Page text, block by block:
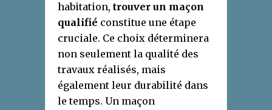
habitation, trouver un maçon
qualifié constitue une étape
cruciale. Ce choix déterminera
non seulement la qualité des
travaux réalisés, mais
également leur durabilité dans
le temps. Un maçon